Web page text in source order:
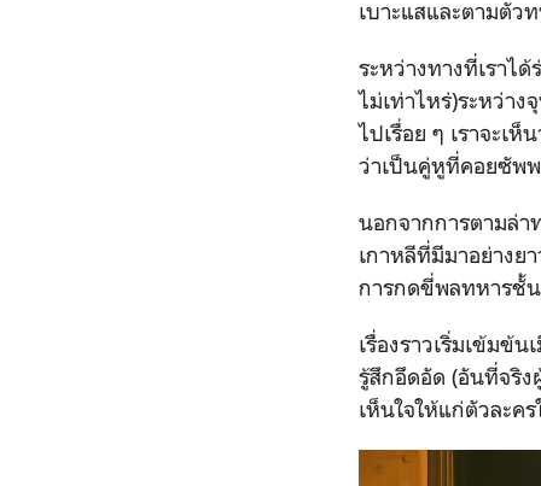
เบาะแสและตามตั
ระหว่างทางที่เราไ
ไม่เท่าไหร่)ระหว่า
ไปเรื่อย ๆ เราจะเ
ว่าเป็นคู่หูที่คอยซัพ
นอกจากการตามล่
เกาหลีที่มีมาอย่างย
การกดขี่พลทหารชั้
เรื่องราวเริ่มเข้มข้
รู้สึกอึดอัด (อันที่จริง
เห็นใจให้แก่ตัวละค